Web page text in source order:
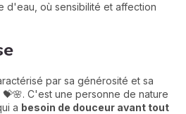
d'eau, où sensibilité et affection
par sa générosité et sa
C'est une personne de nature
a besoin de douceur avant tout